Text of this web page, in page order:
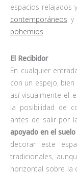
espacios relajados
contemporáneos y
bohemios
El Recibidor
En cualquier
con un espejo,
así visualmente el
la posibilidad de
antes de salir por
apoyado en el suelo
decorar este
tradicionales,
horizontal sobre la